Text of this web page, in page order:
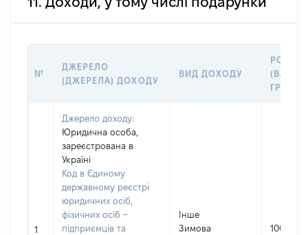
№
ДЖЕРЕЛО
(ДЖЕРЕЛА) ДОХОДУ
ВИД ДОХОДУ
РОЗМІР
ГРН
1
Джерело доходу:
Юридична особа,
зареєстрована в
Україні
Код в Єдиному
державному реєстрі
юридичних осіб,
фізичних осіб –
підприємців та
Інше
Зимова
1000